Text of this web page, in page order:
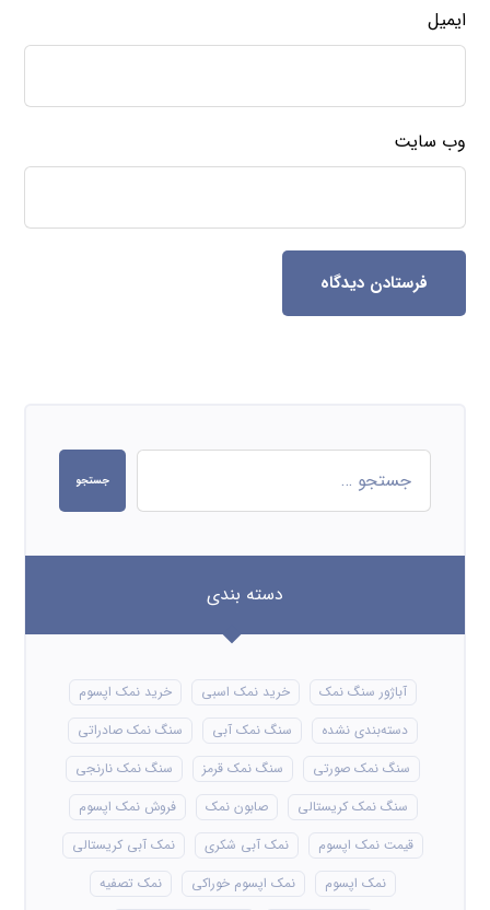
ایمیل
وب‌ سایت
فرستادن دیدگاه
جستجو
دسته بندی
آباژور سنگ نمک خرید نمک اسبی
خرید نمک اپسوم
دسته‌بندی نشده
سنگ نمک آبی
سنگ نمک صادراتی
سنگ نمک صورتی
سنگ نمک قرمز
سنگ نمک نارنجی
سنگ نمک کریستالی
صابون نمک
فروش نمک اپسوم
قیمت نمک اپسوم
نمک آبی شکری
نمک آبی کریستالی
نمک اپسوم
نمک اپسوم خوراکی
نمک تصفیه